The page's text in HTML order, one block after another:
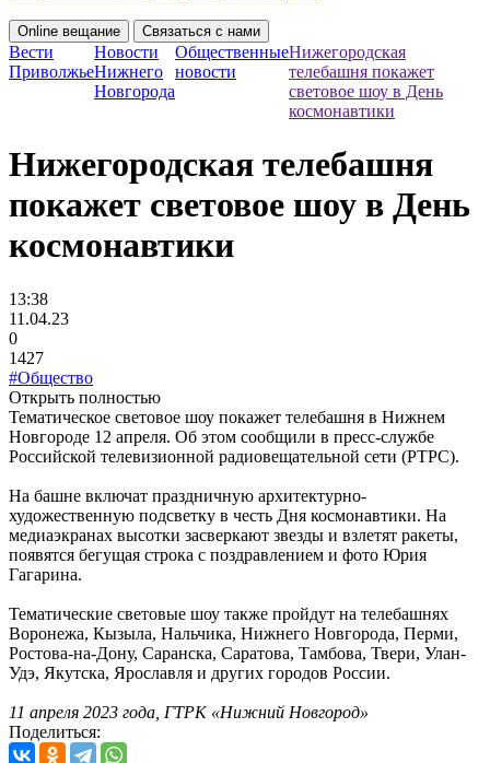
Online вещание Связаться с нами
Вести
Приволжье
Новости
Нижнего
Новгорода
Общественные
новости
Нижегородская
телебашня покажет
световое шоу в День
космонавтики
Нижегородская телебашня
покажет световое шоу в День
космонавтики
13:38
11.04.23
0
1427
#Общество
Открыть полностью
Тематическое световое шоу покажет телебашня в Нижнем
Новгороде 12 апреля. Об этом сообщили в пресс-службе
Российской телевизионной радиовещательной сети (РТРС).
На башне включат праздничную архитектурно-
художественную подсветку в честь Дня космонавтики. На
медиаэкранах высотки засверкают звезды и взлетят ракеты,
появятся бегущая строка с поздравлением и фото Юрия
Гагарина.
Тематические световые шоу также пройдут на телебашнях
Воронежа, Кызыла, Нальчика, Нижнего Новгорода, Перми,
Ростова-на-Дону, Саранска, Саратова, Тамбова, Твери, Улан-
Удэ, Якутска, Ярославля и других городов России.
11 апреля 2023 года, ГТРК «Нижний Новгород»
Поделиться: